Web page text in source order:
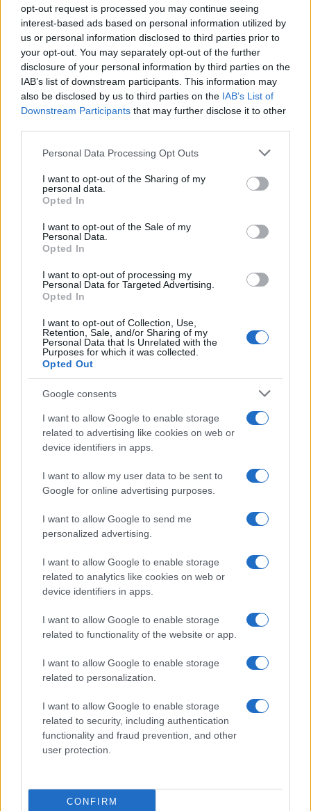
opt-out request is processed you may continue seeing
interest-based ads based on personal information utilized by
us or personal information disclosed to third parties prior to
your opt-out. You may separately opt-out of the further
disclosure of your personal information by third parties on the
IAB’s list of downstream participants. This information may
also be disclosed by us to third parties on the IAB’s List of
Downstream Participants that may further disclose it to other
Please note that this website/app uses one or more Google
not limited to your visit or usage behaviour. You may click to
grant or deny consent to Google and its third-party tags to
use your data for below specified purposes in below Google
consent section.
Personal Data Processing Opt Outs
I want to opt-out of the Sharing of my
personal data.
Opted In
I want to opt-out of the Sale of my
Personal Data.
Opted In
I want to opt-out of processing my
Personal Data for Targeted Advertising.
Opted In
I want to opt-out of Collection, Use,
Retention, Sale, and/or Sharing of my
Personal Data that Is Unrelated with the
Purposes for which it was collected.
Opted Out
Google consents
I want to allow Google to enable storage
related to advertising like cookies on web or
device identifiers in apps.
I want to allow my user data to be sent to
Google for online advertising purposes.
I want to allow Google to send me
personalized advertising.
I want to allow Google to enable storage
related to analytics like cookies on web or
device identifiers in apps.
I want to allow Google to enable storage
related to functionality of the website or app.
I want to allow Google to enable storage
related to personalization.
I want to allow Google to enable storage
related to security, including authentication
functionality and fraud prevention, and other
user protection.
CONFIRM
Francesca Spadaro ha ricostruito una catena
di investimenti veronese partendo dai bilanci
depositati alla Camera di Commercio; è
analista finanziaria che coordina dossier su
PMI e mercati. Laureata in economia,
collabora con camerali locali e cura
newsletter economiche territoriali.
Continua a leggere
FUORI PORTA
Odissea e Spider-Man: i film che hanno rivoluzionato
Alessandro Tassinari · 5 Ago 2026